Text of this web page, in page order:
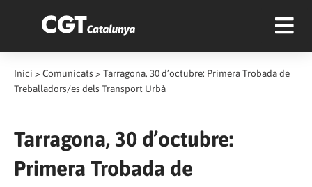
Inici > Comunicats > Tarragona, 30 d’octubre: Primera Trobada de
Treballadors/es dels Transport Urbà
Tarragona, 30 d’octubre:
Primera Trobada de